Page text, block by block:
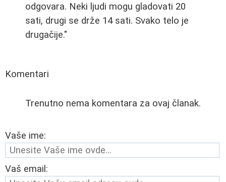
odgovara. Neki ljudi mogu gladovati 20
sati, drugi se drže 14 sati. Svako telo je
drugačije."
Komentari
Trenutno nema komentara za ovaj članak.
Vaše ime:
Vaš email: